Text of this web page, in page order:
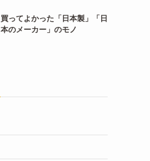
買ってよかった「日本製」「日
本のメーカー」のモノ